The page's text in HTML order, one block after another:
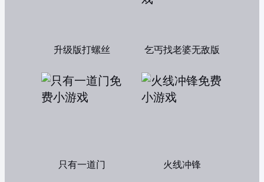
升级版打螺丝 乞丐找老婆无敌版
只有一道门 火线冲锋